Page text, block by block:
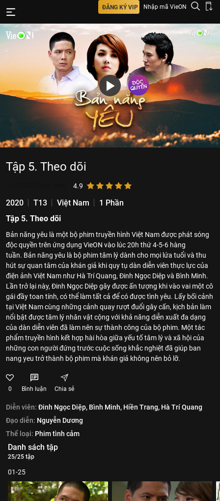
ĐĂNG KÝ VIP Nhập mã VieON
Tập 5. Theo dõi
4.9
2020 T13 Việt Nam
1 Phần
Tập 5. Theo dõi
Bản năng yêu là một bộ phim truyền hình Việt Nam được phát sóng
độc quyền trên ứng dụng VieON vào lúc 20h thứ 4-5-6 hàng
tuần. Bản năng yêu là bộ phim tâm lý dành cho mọi lứa tuổi và thu
hút sự quan tâm của khán giả khi quy tụ dàn diễn viên thực lực của
điện ảnh Việt Nam như Hà Trí Quang, Đinh Ngọc Diệp và Bình Minh.
Lần trở lại này, Đinh Ngọc Diệp gây được ấn tượng khi vào vai một cô
gái đầy toan tính, có thể làm tất cả để có được tình yêu. Lấy bối cảnh
tại Việt Nam cùng những cảnh quay rượt đuổi gây cấn, kịch bản làm
nổi bật được tâm lý nhân vật cộng với khả năng diễn xuất đa dạng
của dàn diễn viên đã làm nên sự thành công của bộ phim. Một tác
phẩm truyền hình kết hợp hài hòa giữa yếu tố tâm lý và xã hội của
những con người đứng trước cuộc sống khắc nghiệt đã giúp ban
nang yeu trở thành bộ phim mà khán giả không nên bỏ lỡ.
0 Bình luận Chia sẻ
Diễn viên: Đinh Ngọc Diệp, Bình Minh, Hiền Trang, Hà Trí Quang
Đạo diễn: Nguyễn Dương
Thể loại: Phim tình cảm
Danh sách tập
25/25 tập
01-25